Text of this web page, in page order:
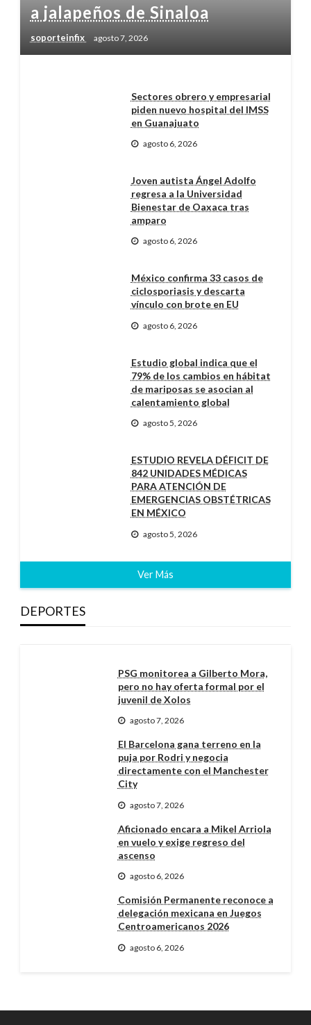
a jalapeños de Sinaloa
soporteinfix agosto 7, 2026
Sectores obrero y empresarial
piden nuevo hospital del IMSS
en Guanajuato
agosto 6, 2026
Joven autista Ángel Adolfo
regresa a la Universidad
Bienestar de Oaxaca tras
amparo
agosto 6, 2026
México confirma 33 casos de
ciclosporiasis y descarta
vínculo con brote en EU
agosto 6, 2026
Estudio global indica que el
79% de los cambios en hábitat
de mariposas se asocian al
calentamiento global
agosto 5, 2026
ESTUDIO REVELA DÉFICIT DE
842 UNIDADES MÉDICAS
PARA ATENCIÓN DE
EMERGENCIAS OBSTÉTRICAS
EN MÉXICO
agosto 5, 2026
Ver Más
DEPORTES
PSG monitorea a Gilberto Mora,
pero no hay oferta formal por el
juvenil de Xolos
agosto 7, 2026
El Barcelona gana terreno en la
puja por Rodri y negocia
directamente con el Manchester
City
agosto 7, 2026
Aficionado encara a Mikel Arriola
en vuelo y exige regreso del
ascenso
agosto 6, 2026
Comisión Permanente reconoce a
delegación mexicana en Juegos
Centroamericanos 2026
agosto 6, 2026